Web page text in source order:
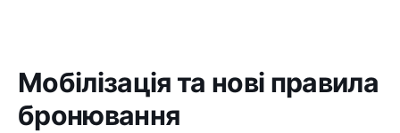
Мобілізація та нові правила
бронювання